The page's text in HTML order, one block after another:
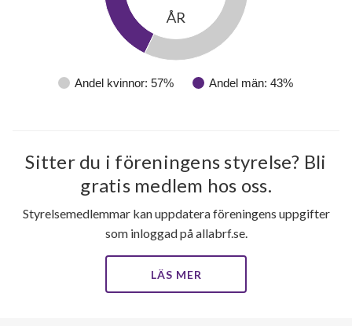
Andel kvinnor: 57% Andel män: 43%
ÅR
Sitter du i föreningens styrelse? Bli
gratis medlem hos oss.
Styrelsemedlemmar kan uppdatera föreningens uppgifter
som inloggad på allabrf.se.
LÄS MER